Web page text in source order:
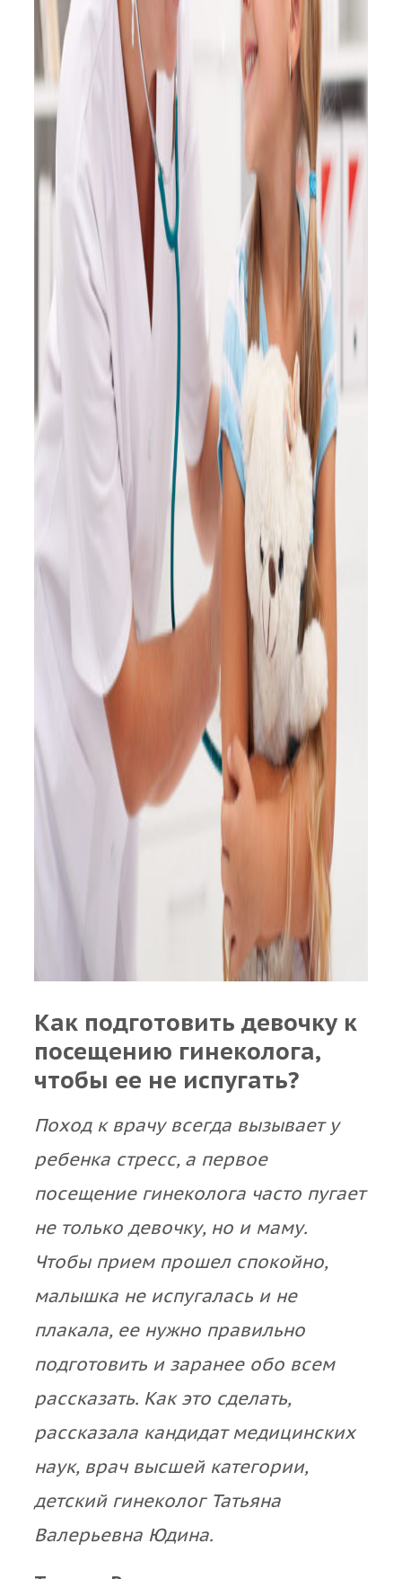
Как подготовить девочку к
посещению гинеколога,
чтобы ее не испугать?
Поход к врачу всегда вызывает у
ребенка стресс, а первое
посещение гинеколога часто пугает
не только девочку, но и маму.
Чтобы прием прошел спокойно,
малышка не испугалась и не
плакала, ее нужно правильно
подготовить и заранее обо всем
рассказать. Как это сделать,
рассказала кандидат медицинских
наук, врач высшей категории,
детский гинеколог Татьяна
Валерьевна Юдина.